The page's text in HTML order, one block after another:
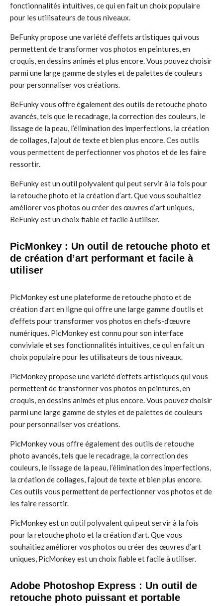
fonctionnalités intuitives, ce qui en fait un choix populaire
pour les utilisateurs de tous niveaux.
BeFunky propose une variété d’effets artistiques qui vous
permettent de transformer vos photos en peintures, en
croquis, en dessins animés et plus encore. Vous pouvez choisir
parmi une large gamme de styles et de palettes de couleurs
pour personnaliser vos créations.
BeFunky vous offre également des outils de retouche photo
avancés, tels que le recadrage, la correction des couleurs, le
lissage de la peau, l’élimination des imperfections, la création
de collages, l’ajout de texte et bien plus encore. Ces outils
vous permettent de perfectionner vos photos et de les faire
ressortir.
BeFunky est un outil polyvalent qui peut servir à la fois pour
la retouche photo et la création d’art. Que vous souhaitiez
améliorer vos photos ou créer des œuvres d’art uniques,
BeFunky est un choix fiable et facile à utiliser.
PicMonkey : Un outil de retouche photo et
de création d’art performant et facile à
utiliser
PicMonkey est une plateforme de retouche photo et de
création d’art en ligne qui offre une large gamme d’outils et
d’effets pour transformer vos photos en chefs-d’œuvre
numériques. PicMonkey est connu pour son interface
conviviale et ses fonctionnalités intuitives, ce qui en fait un
choix populaire pour les utilisateurs de tous niveaux.
PicMonkey propose une variété d’effets artistiques qui vous
permettent de transformer vos photos en peintures, en
croquis, en dessins animés et plus encore. Vous pouvez choisir
parmi une large gamme de styles et de palettes de couleurs
pour personnaliser vos créations.
PicMonkey vous offre également des outils de retouche
photo avancés, tels que le recadrage, la correction des
couleurs, le lissage de la peau, l’élimination des imperfections,
la création de collages, l’ajout de texte et bien plus encore.
Ces outils vous permettent de perfectionner vos photos et de
les faire ressortir.
PicMonkey est un outil polyvalent qui peut servir à la fois
pour la retouche photo et la création d’art. Que vous
souhaitiez améliorer vos photos ou créer des œuvres d’art
uniques, PicMonkey est un choix fiable et facile à utiliser.
Adobe Photoshop Express : Un outil de
retouche photo puissant et portable